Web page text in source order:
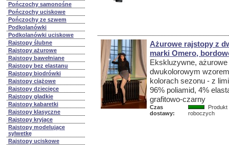
Pończochy samonośne
Pończochy uciskowe
Pończochy ze szwem
Podkolanówki
Podkolanówki uciskowe
Rajstopy ślubne
Rajstopy ażurowe
Rajstopy bawełniane
Rajstopy bez elastanu
Rajstopy biodrówki
Rajstopy ciążowe
Rajstopy dziecięce
Rajstopy gładkie
Rajstopy kabaretki
Rajstopy klasyczne
Rajstopy kryjące
Rajstopy modelujące
sylwetkę
Rajstopy uciskowe
Ażurowe rajstopy z
marki Omero,
Ekskluzywne,
dwukolorowym
kolorach sezonu - z
96% poliamid, 4%
grafitowo-czarny
Czas
dostawy:
roboczych